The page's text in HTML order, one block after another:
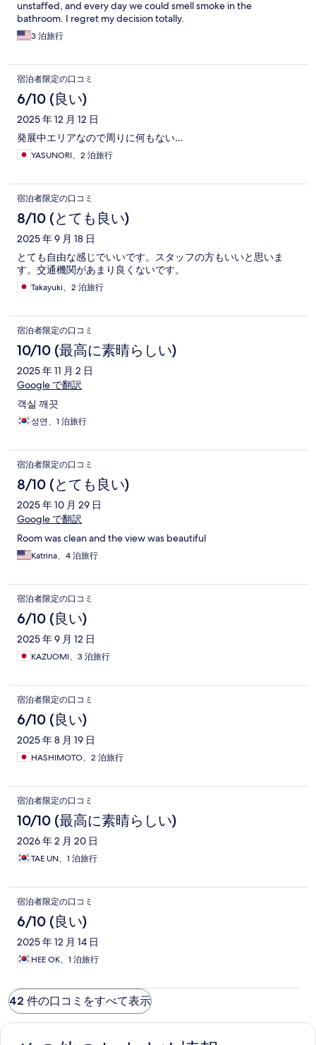
unstaffed, and every day we could smell smoke in the
bathroom. I regret my decision totally.
3 泊旅行
宿泊者限定の口コミ
6/10 (良い)
2025 年 12 月 12 日
発展中エリアなので周りに何もない…
YASUNORI、2 泊旅行
宿泊者限定の口コミ
8/10 (とても良い)
2025 年 9 月 18 日
とても自由な感じでいいです。スタッフの方もいいと思いま
す。交通機関があまり良くないです。
Takayuki、2 泊旅行
宿泊者限定の口コミ
10/10 (最高に素晴らしい)
2025 年 11 月 2 日
Google で翻訳
객실 깨끗
성연、1 泊旅行
宿泊者限定の口コミ
8/10 (とても良い)
2025 年 10 月 29 日
Google で翻訳
Room was clean and the view was beautiful
Katrina、4 泊旅行
宿泊者限定の口コミ
6/10 (良い)
2025 年 9 月 12 日
KAZUOMI、3 泊旅行
宿泊者限定の口コミ
6/10 (良い)
2025 年 8 月 19 日
HASHIMOTO、2 泊旅行
宿泊者限定の口コミ
10/10 (最高に素晴らしい)
2026 年 2 月 20 日
TAE UN、1 泊旅行
宿泊者限定の口コミ
6/10 (良い)
2025 年 12 月 14 日
HEE OK、1 泊旅行
42 件の口コミをすべて表示